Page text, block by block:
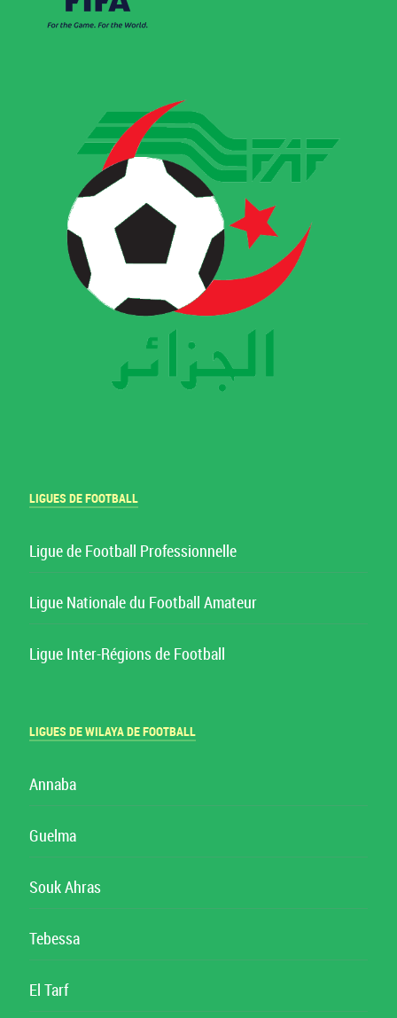
LIGUES DE FOOTBALL
Ligue de Football Professionnelle
Ligue Nationale du Football Amateur
Ligue Inter-Régions de Football
LIGUES DE WILAYA DE FOOTBALL
Annaba
Guelma
Souk Ahras
Tebessa
El Tarf